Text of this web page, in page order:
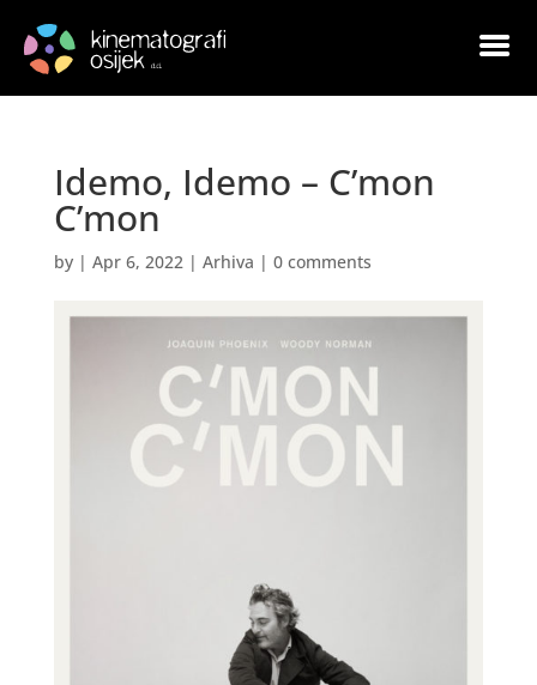
Idemo, Idemo – C’mon
C’mon
by | Apr 6, 2022| Arhiva | 0 comments